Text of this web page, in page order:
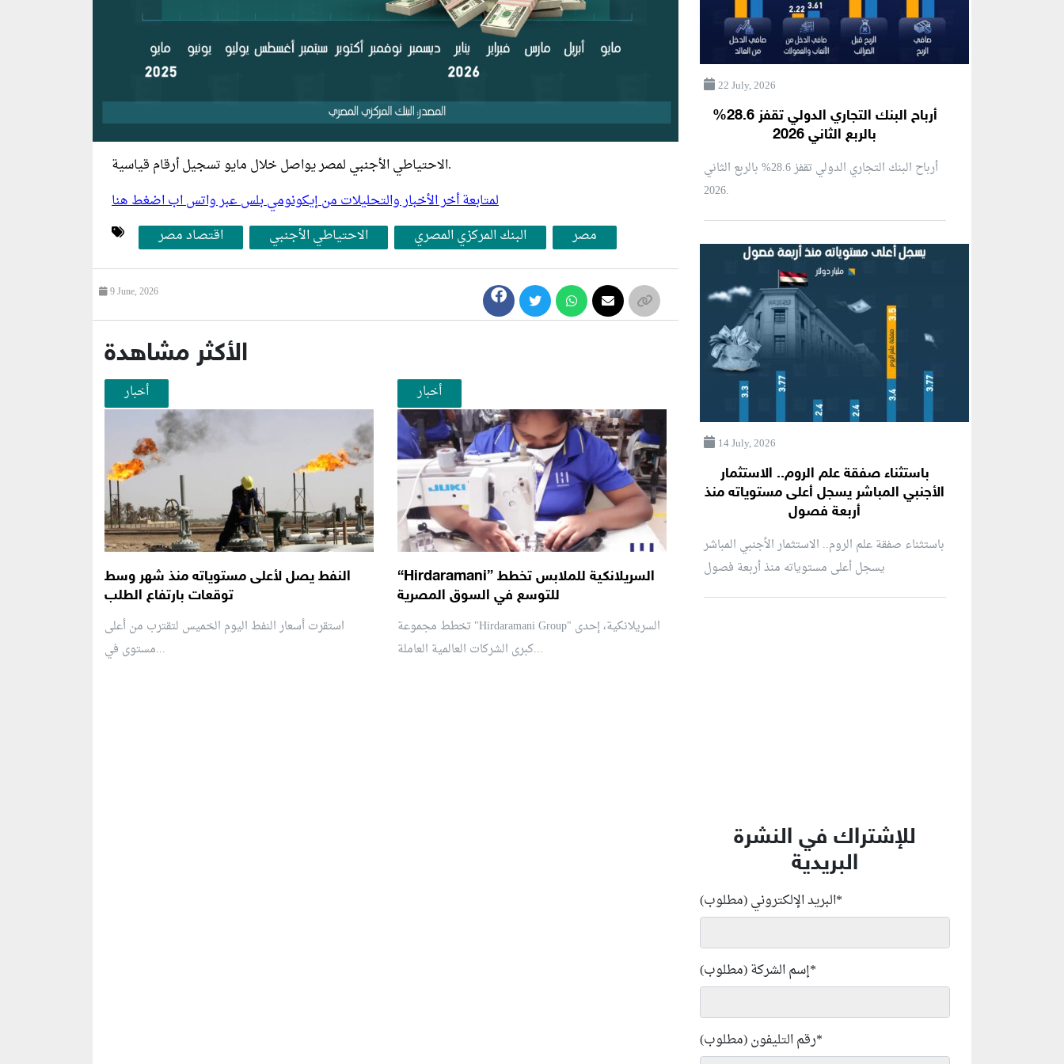
الاحتياطي الأجنبي لمصر يواصل خلال مايو تسجيل أرقام قياسية.
لمتابعة أخر الأخبار والتحليلات من إيكونومي بلس عبر واتس اب اضغط هنا
اقتصاد مصر
الاحتياطي الأجنبي البنك المركزي المصري مصر
9 June, 2026
الأكثر مشاهدة
أخبار
النفط يصل لأعلى مستوياته منذ شهر وسط
توقعات بارتفاع الطلب
استقرت أسعار النفط اليوم الخميس لتقترب من أعلى
مستوى في...
أخبار
“Hirdaramani” السريلانكية للملابس تخطط
للتوسع في السوق المصرية
تخطط مجموعة "Hirdaramani Group" السريلانكية، إحدى
كبرى الشركات العالمية العاملة...
22 July, 2026
أرباح البنك التجاري الدولي تقفز 28.6%
بالربع الثاني 2026
أرباح البنك التجاري الدولي تقفز 28.6% بالربع الثاني
2026.
14 July, 2026
باستثناء صفقة علم الروم.. الاستثمار
الأجنبي المباشر يسجل أعلى مستوياته منذ
أربعة فصول
باستثناء صفقة علم الروم.. الاستثمار الأجنبي المباشر
يسجل أعلى مستوياته منذ أربعة فصول
للإشتراك في النشرة
البريدية
البريد الإلكتروني (مطلوب)*
إسم الشركة (مطلوب)*
رقم التليفون (مطلوب)*